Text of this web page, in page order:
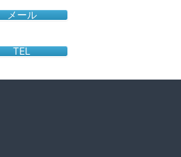
メール
TEL